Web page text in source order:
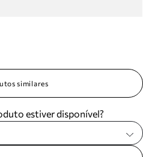
similares
estiver disponível?